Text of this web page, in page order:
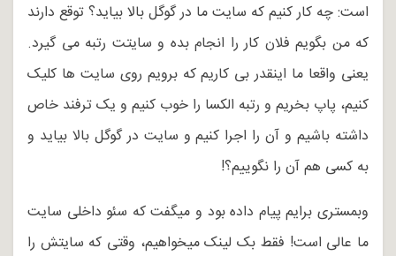
است: چه کار کنیم که سایت ما در گوگل بالا بیاید؟ توقع دارند
که من بگویم فلان کار را انجام بده و سایتت رتبه می گیرد.
یعنی واقعا ما اینقدر بی کاریم که برویم روی سایت ها کلیک
کنیم، پاپ بخریم و رتبه الکسا را خوب کنیم و یک ترفند خاص
داشته باشیم و آن را اجرا کنیم و سایت در گوگل بالا بیاید و
به کسی هم آن را نگوییم؟!
وبمستری برایم پیام داده بود و میگفت که سئو داخلی سایت
ما عالی است! فقط بک لینک میخواهیم، وقتی که سایتش را